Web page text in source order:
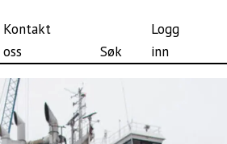
Kontakt
oss
Søk
Logg
inn